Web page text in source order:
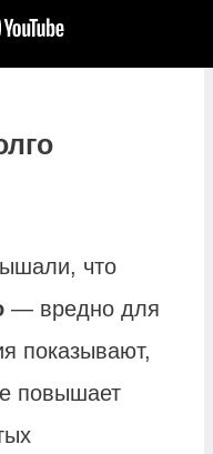
что
— вредно для
показывают,
повышает